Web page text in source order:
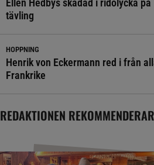
Ellen Hedbys skadad i ridolycka på
tävling
HOPPNING
Henrik von Eckermann red i från
Frankrike
REDAKTIONEN REKOMMENDERAR